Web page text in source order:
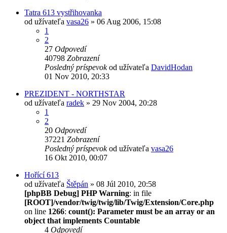
Tatra 613 vystřihovanka
od užívateľa vasa26 » 06 Aug 2006, 15:08
1
2
27 Odpovedí
40798 Zobrazení
Posledný príspevokod užívateľa DavidHodan
01 Nov 2010, 20:33
PREZIDENT - NORTHSTAR
od užívateľa radek » 29 Nov 2004, 20:28
1
2
20 Odpovedí
37221 Zobrazení
Posledný príspevokod užívateľa vasa26
16 Okt 2010, 00:07
Hořící 613
od užívateľa Štěpán » 08 Júl 2010, 20:58
[phpBB Debug] PHP Warning: in file
[ROOT]/vendor/twig/twig/lib/Twig/Extension/Core.php
on line 1266: count(): Parameter must be an array or an
object that implements Countable
4 Odpovedí